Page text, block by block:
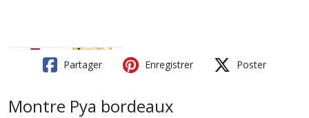
Partager Enregistrer Poster
Montre Pya bordeaux